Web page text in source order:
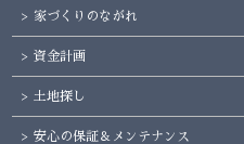
家づくりのながれ
資金計画
土地探し
安心の保証＆メンテナンス